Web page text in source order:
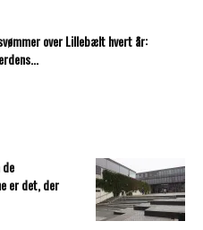
over Lillebælt hvert år:
er det, der